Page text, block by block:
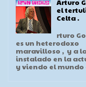
Arturo
el
Celta .
-
rturo
es un heterodoxo
maravilloso , y a
instalado en la
y viendo el mundo